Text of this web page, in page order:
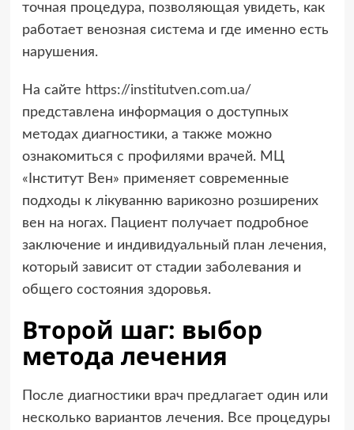
точная процедура, позволяющая увидеть, как
работает венозная система и где именно есть
нарушения.
На сайте https://institutven.com.ua/
представлена информация о доступных
методах диагностики, а также можно
ознакомиться с профилями врачей. МЦ
«Інститут Вен» применяет современные
подходы к лікуванню варикозно розширених
вен на ногах. Пациент получает подробное
заключение и индивидуальный план лечения,
который зависит от стадии заболевания и
общего состояния здоровья.
Второй шаг: выбор
метода лечения
После диагностики врач предлагает один или
несколько вариантов лечения. Все процедуры